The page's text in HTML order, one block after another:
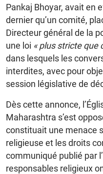
Pankaj Bhoyar, avait en
dernier qu’un comité,
Directeur général de la
une loi « plus stricte que
dans lesquels les
interdites, avec pour
session législative de
Dès cette annonce,
Maharashtra s’est
constituait une menace
religieuse et les droits
communiqué publié par
responsables religieux